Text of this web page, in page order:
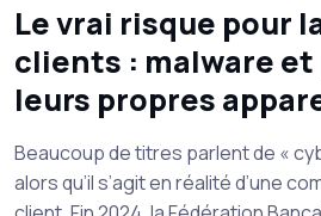
Le vrai risque pour
clients : malware
leurs propres
Beaucoup de titres parlent de «
alors qu’il s’agit en réalité d’une